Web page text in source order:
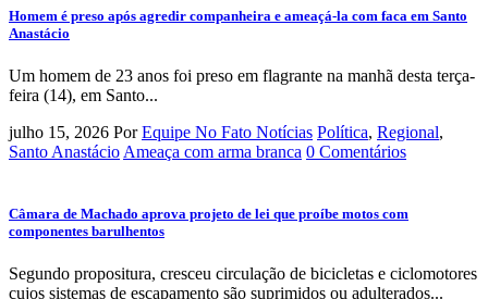
Homem é preso após agredir companheira e ameaçá-la com faca em Santo
Anastácio
Um homem de 23 anos foi preso em flagrante na manhã desta terça-
feira (14), em Santo...
julho 15, 2026 Por Equipe No Fato Notícias Política, Regional,
Santo Anastácio Ameaça com arma branca 0 Comentários
Câmara de Machado aprova projeto de lei que proíbe motos com
componentes barulhentos
Segundo propositura, cresceu circulação de bicicletas e ciclomotores
cujos sistemas de escapamento são suprimidos ou adulterados...